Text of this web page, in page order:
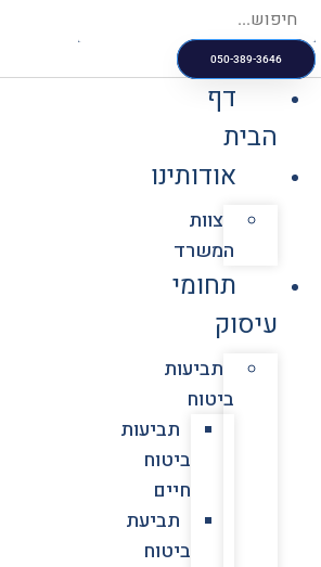
050-389-3646
דף
הבית
אודותינו
צוות
המשרד
תחומי
עיסוק
תביעות
ביטוח
תביעות
ביטוח
חיים
תביעת
ביטוח